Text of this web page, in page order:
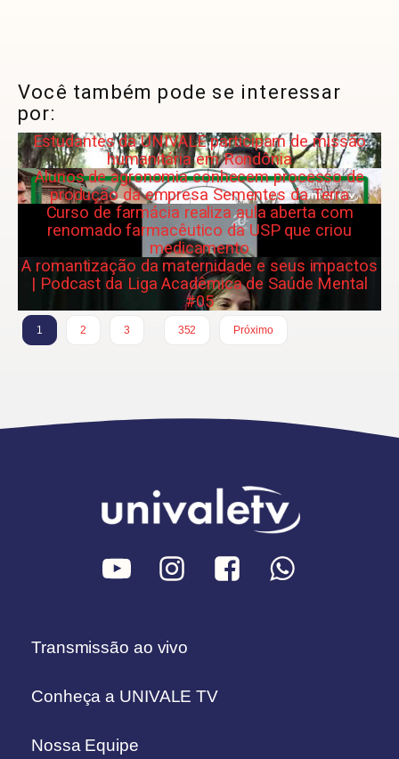
Você também pode se interessar
por:
Estudantes da UNIVALE participam de missão
humanitária em Rondônia
Alunos de agronomia conhecem processo de
produção da empresa Sementes da Terra
Curso de farmácia realiza aula aberta com
renomado farmacêutico da USP que criou
medicamento
A romantização da maternidade e seus impactos
| Podcast da Liga Acadêmica de Saúde Mental
#05
1 2 3
352
Próximo
Transmissão ao vivo
Conheça a UNIVALE TV
Nossa Equipe